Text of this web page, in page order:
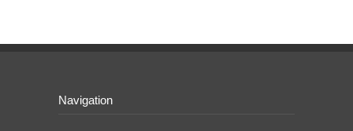
Navigation